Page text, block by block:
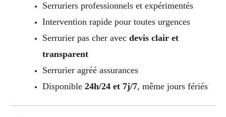
Serruriers professionnels et expérimentés
Intervention rapide pour toutes urgences
Serrurier pas cher avec devis clair et
transparent
Serrurier agréé assurances
Disponible 24h/24 et 7j/7, même jours fériés